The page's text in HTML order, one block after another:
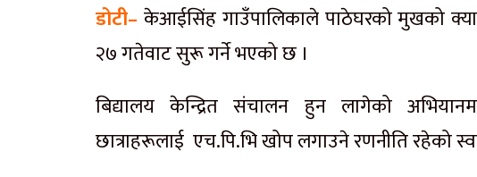
डोटी– केआईसिंह गाउँपालिकाले पाठेघरको मुखको
२७ गतेवाट सुरू गर्ने भएको छ ।
बिद्यालय केन्द्रित संचालन हुन लागेको
छात्राहरूलाई एच.पि.भि खोप लगाउने रणनीति रहेको